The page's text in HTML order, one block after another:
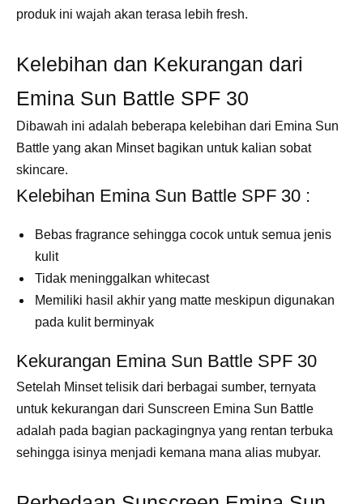
produk ini wajah akan terasa lebih fresh.
Kelebihan dan Kekurangan dari
Emina Sun Battle SPF 30
Dibawah ini adalah beberapa kelebihan dari Emina Sun
Battle yang akan Minset bagikan untuk kalian sobat
skincare.
Kelebihan Emina Sun Battle SPF 30 :
Bebas fragrance sehingga cocok untuk semua jenis
kulit
Tidak meninggalkan whitecast
Memiliki hasil akhir yang matte meskipun digunakan
pada kulit berminyak
Kekurangan Emina Sun Battle SPF 30
Setelah Minset telisik dari berbagai sumber, ternyata
untuk kekurangan dari Sunscreen Emina Sun Battle
adalah pada bagian packagingnya yang rentan terbuka
sehingga isinya menjadi kemana mana alias mubyar.